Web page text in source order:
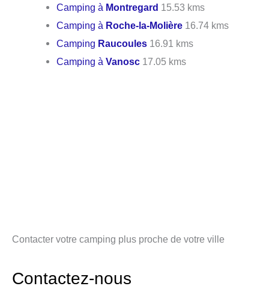
Camping à Montregard 15.53 kms
Camping à Roche-la-Molière 16.74 kms
Camping Raucoules 16.91 kms
Camping àVanosc 17.05 kms
Contacter votre camping plus proche de votre ville
Contactez-nous